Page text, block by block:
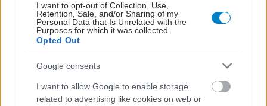
I want to opt-out of Collection, Use,
Retention, Sale, and/or Sharing of my
Personal Data that Is Unrelated with the
Purposes for which it was collected.
Opted Out
Google consents
I want to allow Google to enable storage
related to advertising like cookies on web or
ΜΠΕΙΤΕ ΣΤΗ ΣΥΖΗΤΗΣΗ